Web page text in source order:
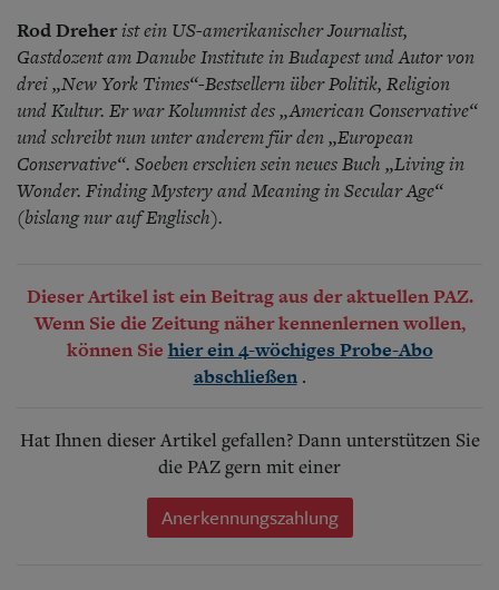
Rod Dreherist ein US-amerikanischer Journalist,
Gastdozent am Danube Institute in Budapest und Autor von
drei „New York Times“-Bestsellern über Politik, Religion
und Kultur. Er war Kolumnist des „American Conservative“
und schreibt nun unter anderem für den „European
Conservative“. Soeben erschien sein neues Buch „Living in
Wonder. Finding Mystery and Meaning in Secular Age“
(bislang nur auf Englisch).
Dieser Artikel ist ein Beitrag aus der aktuellen PAZ.
Wenn Sie die Zeitung näher kennenlernen wollen,
können Sie hier ein 4-wöchiges Probe-Abo
abschließen .
Hat Ihnen dieser Artikel gefallen? Dann unterstützen Sie
die PAZ gern mit einer
Anerkennungszahlung